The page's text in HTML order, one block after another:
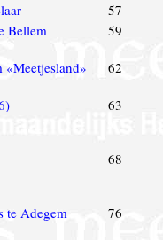
57
Bellem 59
«Meetjesland» 62
63
68
te Adegem 76